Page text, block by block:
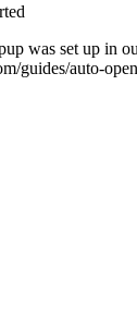
was set up in
guides/auto-